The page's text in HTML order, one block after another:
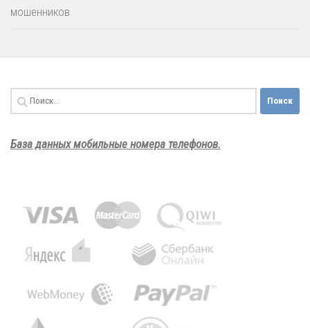
мошенников
Найти:
База данных мобильные номера телефонов.